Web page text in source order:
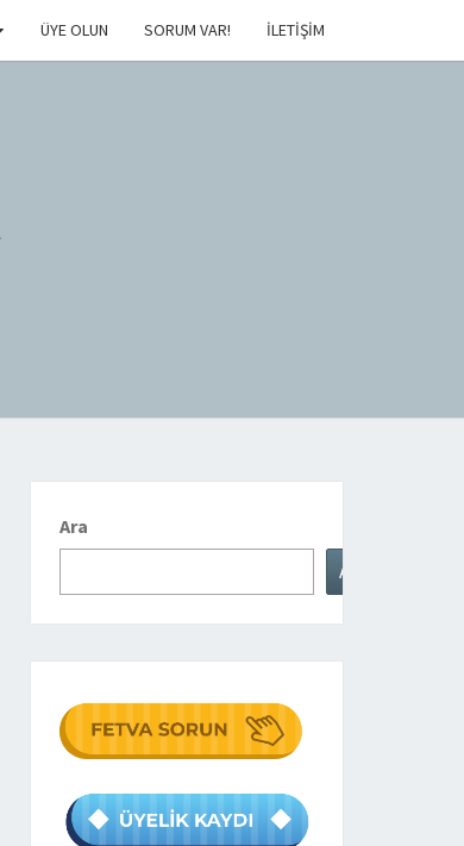
ÜYE OLUN SORUM VAR! İLETIŞIM
Ara
Ara